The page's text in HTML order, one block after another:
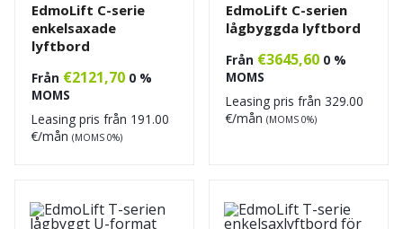
EdmoLift C-serie
enkelsaxade
lyftbord
Från €2121,70 0 %
MOMS
Leasing pris från 191.00
€/mån (MOMS 0%)
EdmoLift C-serien
lågbyggda lyftbord
Från €3645,60 0 %
MOMS
Leasing pris från 329.00
€/mån (MOMS 0%)